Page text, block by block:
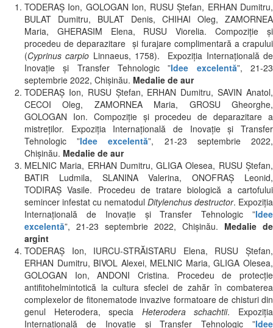
TODERAȘ Ion, GOLOGAN Ion, RUSU Ștefan, ERHAN Dumitru,
BULAT Dumitru, BULAT Denis, CHIHAI Oleg, ZAMORNEA
Maria, GHERASIM Elena, RUSU Viorelia. Compoziție și
procedeu de deparazitare şi furajare complimentară a crapului
(Cyprinus carpio Linnaeus, 1758). Expoziția Internațională de
Inovație și Transfer Tehnologic ”Idee excelentă”, 21-23
septembrie 2022, Chișinău. Medalie de aur
TODERAȘ Ion, RUSU Ștefan, ERHAN Dumitru, SAVIN Anatol,
CECOI Oleg, ZAMORNEA Maria, GROSU Gheorghe,
GOLOGAN Ion. Compoziţie şi procedeu de deparazitare a
mistreţilor. Expoziția Internațională de Inovație și Transfer
Tehnologic ”Idee excelentă”, 21-23 septembrie 2022,
Chișinău. Medalie de aur
MELNIC Maria, ERHAN Dumitru, GLIGA Olesea, RUSU Ștefan,
BATIR Ludmila, SLANINA Valerina, ONOFRAȘ Leonid,
TODIRAȘ Vasile. Procedeu de tratare biologică a cartofului
semincer infestat cu nematodul Ditylenchus destructor. Expoziția
Internațională de Inovație și Transfer Tehnologic ”Idee
excelentă”, 21-23 septembrie 2022, Chișinău. Medalie de
argint
TODERAȘ Ion, IURCU-STRĂISTARU Elena, RUSU Ștefan,
ERHAN Dumitru, BIVOL Alexei, MELNIC Maria, GLIGA Olesea,
GOLOGAN Ion, ANDONI Cristina. Procedeu de protecție
antifitohelmintotică la cultura sfeclei de zahăr în combaterea
complexelor de fitonematode invazive formatoare de chisturi din
genul Heterodera, specia Heterodera schachtii. Expoziția
Internațională de Inovație și Transfer Tehnologic ”Idee